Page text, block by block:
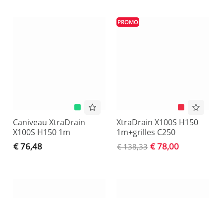
Caniveau XtraDrain
X100S H150 1m
€ 76,48
PROMO
XtraDrain X100S H150
1m+grilles C250
€ 138,33 € 78,00